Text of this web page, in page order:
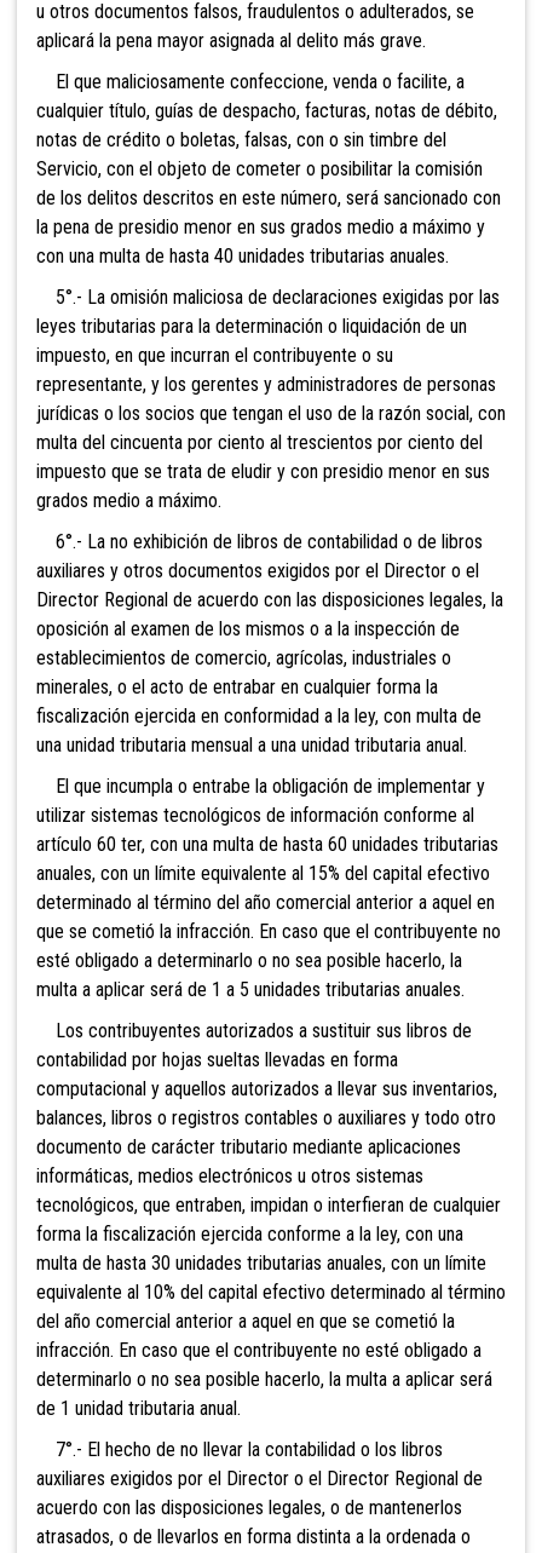
u otros documentos falsos, fraudulentos o adulterados, se
aplicará la pena mayor asignada al delito más grave.
El que maliciosamente confeccione, venda o facilite, a
cualquier título, guías de despacho, facturas, notas de débito,
notas de crédito o boletas, falsas, con o sin timbre del
Servicio, con el objeto de cometer o posibilitar la comisión
de los delitos descritos en este número, será sancionado con
la pena de presidio menor en sus grados medio a máximo y
con una multa de hasta 40 unidades tributarias anuales.
5°.- La omisión maliciosa de declaraciones exigidas por las
leyes tributarias para la determinación o liquidación de un
impuesto, en que incurran el contribuyente o su
representante, y los gerentes y administradores de personas
jurídicas o los socios que tengan el uso de la razón social, con
multa del cincuenta por ciento al trescientos por ciento del
impuesto que se trata de eludir y con presidio menor en sus
grados medio a máximo.
6°.- La no exhibición de libros de contabilidad o de libros
auxiliares y otros documentos exigidos por el Director o el
Director Regional de acuerdo con las disposiciones legales, la
oposición al examen de los mismos o a la inspección de
establecimientos de comercio, agrícolas, industriales o
minerales, o el acto de entrabar en cualquier forma la
fiscalización ejercida en conformidad a la ley, con multa de
una unidad tributaria mensual a una unidad tributaria anual.
El que incumpla o entrabe la obligación de implementar y
utilizar sistemas tecnológicos de información conforme al
artículo 60 ter, con una multa de hasta 60 unidades tributarias
anuales, con un límite equivalente al 15% del capital efectivo
determinado al término del año comercial anterior a aquel en
que se cometió la infracción. En caso que el contribuyente no
esté obligado a determinarlo o no sea posible hacerlo, la
multa a aplicar será de 1 a 5 unidades tributarias anuales.
Los contribuyentes autorizados a sustituir sus libros de
contabilidad por hojas sueltas llevadas en forma
computacional y aquellos autorizados a llevar sus inventarios,
balances, libros o registros contables o auxiliares y todo otro
documento de carácter tributario mediante aplicaciones
informáticas, medios electrónicos u otros sistemas
tecnológicos, que entraben, impidan o interfieran de cualquier
forma la fiscalización ejercida conforme a la ley, con una
multa de hasta 30 unidades tributarias anuales, con un límite
equivalente al 10% del capital efectivo determinado al término
del año comercial anterior a aquel en que se cometió la
infracción. En caso que el contribuyente no esté obligado a
determinarlo o no sea posible hacerlo, la multa a aplicar será
de 1 unidad tributaria anual.
7°.- El hecho de no llevar la contabilidad o los libros
auxiliares exigidos por el Director o el Director Regional de
acuerdo con las disposiciones legales, o de mantenerlos
atrasados, o de llevarlos en forma distinta a la ordenada o